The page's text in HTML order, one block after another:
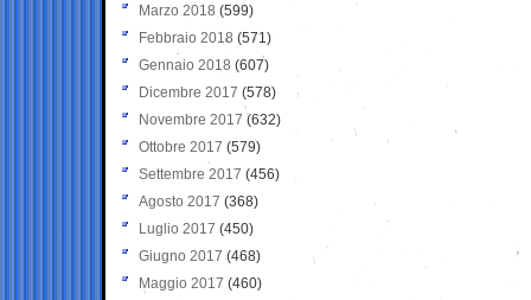
Marzo 2018 (599)
Febbraio 2018 (571)
Gennaio 2018 (607)
Dicembre 2017 (578)
Novembre 2017 (632)
Ottobre 2017 (579)
Settembre 2017 (456)
Agosto 2017 (368)
Luglio 2017 (450)
Giugno 2017 (468)
Maggio 2017 (460)